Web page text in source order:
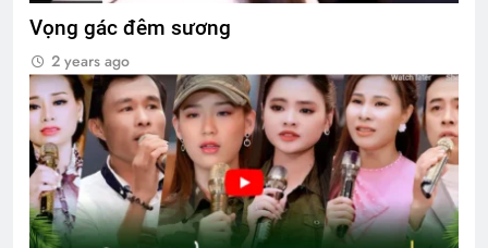
Vọng gác đêm sương
2 years ago